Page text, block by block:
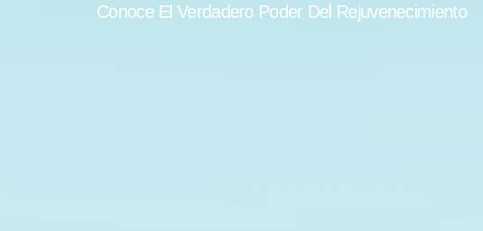
Conoce El Verdadero Poder Del Rejuvenecimiento